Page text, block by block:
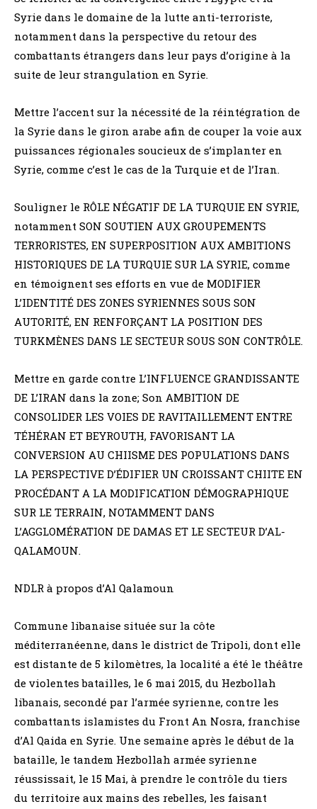
Syrie dans le domaine de la lutte anti-terroriste,
notamment dans la perspective du retour des
combattants étrangers dans leur pays d’origine à la
suite de leur strangulation en Syrie.
Mettre l’accent sur la nécessité de la réintégration de
la Syrie dans le giron arabe afin de couper la voie aux
puissances régionales soucieux de s’implanter en
Syrie, comme c’est le cas de la Turquie et de l’Iran.
Souligner le RÔLE NÉGATIF DE LA TURQUIE EN SYRIE,
notamment SON SOUTIEN AUX GROUPEMENTS
TERRORISTES, EN SUPERPOSITION AUX AMBITIONS
HISTORIQUES DE LA TURQUIE SUR LA SYRIE, comme
en témoignent ses efforts en vue de MODIFIER
L’IDENTITÉ DES ZONES SYRIENNES SOUS SON
AUTORITÉ, EN RENFORÇANT LA POSITION DES
TURKMÈNES DANS LE SECTEUR SOUS SON CONTRÔLE.
Mettre en garde contre L’INFLUENCE GRANDISSANTE
DE L’IRAN dans la zone; Son AMBITION DE
CONSOLIDER LES VOIES DE RAVITAILLEMENT ENTRE
TÉHÉRAN ET BEYROUTH, FAVORISANT LA
CONVERSION AU CHIISME DES POPULATIONS DANS
LA PERSPECTIVE D’ÉDIFIER UN CROISSANT CHIITE EN
PROCÉDANT A LA MODIFICATION DÉMOGRAPHIQUE
SUR LE TERRAIN, NOTAMMENT DANS
L’AGGLOMÉRATION DE DAMAS ET LE SECTEUR D’AL-
QALAMOUN.
NDLR à propos d’Al Qalamoun
Commune libanaise située sur la côte
méditerranéenne, dans le district de Tripoli, dont elle
est distante de 5 kilomètres, la localité a été le théâtre
de violentes batailles, le 6 mai 2015, du Hezbollah
libanais, secondé par l’armée syrienne, contre les
combattants islamistes du Front An Nosra, franchise
d’Al Qaida en Syrie. Une semaine après le début de la
bataille, le tandem Hezbollah armée syrienne
réussissait, le 15 Mai, à prendre le contrôle du tiers
du territoire aux mains des rebelles, les faisant